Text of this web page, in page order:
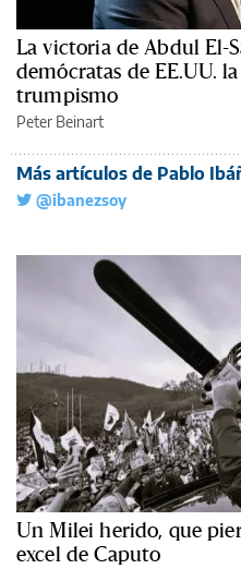
La victoria de Abdul El-
demócratas de EE.UU.
trumpismo
Peter Beinart
Más artículos de Pablo
@ibanezsoy
Un Milei herido, que
excel de Caputo